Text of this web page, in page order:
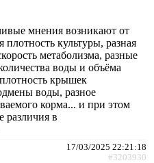
мнения возникают от
плотность культуры, разная
метаболизма, разные
воды и объёма
крышек
воды, разное
корма... и при этом
различия в
17/03/2025 22:21:18
#3203930